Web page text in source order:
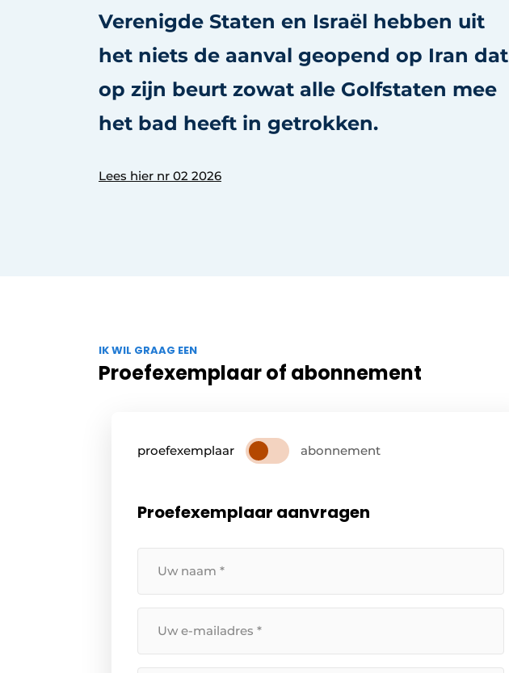
Vacature aanmelden
Vacatures
Verenigde Staten en Israël hebben uit
het niets de aanval geopend op Iran dat
op zijn beurt zowat alle Golfstaten mee
het bad heeft in getrokken.
Lees hier nr 02 2026
IK WIL GRAAG EEN
Proefexemplaar of abonnement
proefexemplaar abonnement
Proefexemplaar aanvragen
naam
*
mailadres